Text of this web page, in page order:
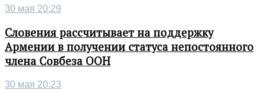
30 мая 20:29
Словения рассчитывает на поддержку
Армении в получении статуса непостоянного
члена Совбеза ООН
30 мая 20:23